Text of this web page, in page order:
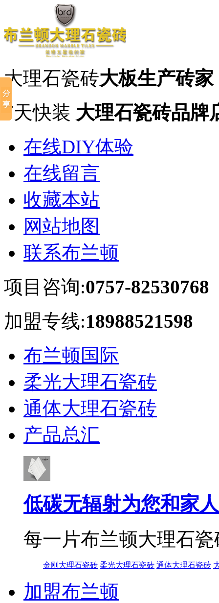
大理石瓷砖大板生产砖家
7天快装 大理石瓷砖品牌
在线DIY体验
在线留言
收藏本站
网站地图
联系布兰顿
项目咨询:0757-82530768
加盟专线:18988521598
布兰顿国际
柔光大理石瓷砖
通体大理石瓷砖
产品总汇
低碳无辐射为您和家
每一片布兰顿大理石
金刚大理石瓷砖 柔光大理石瓷砖 通体大理石瓷砖
加盟布兰顿